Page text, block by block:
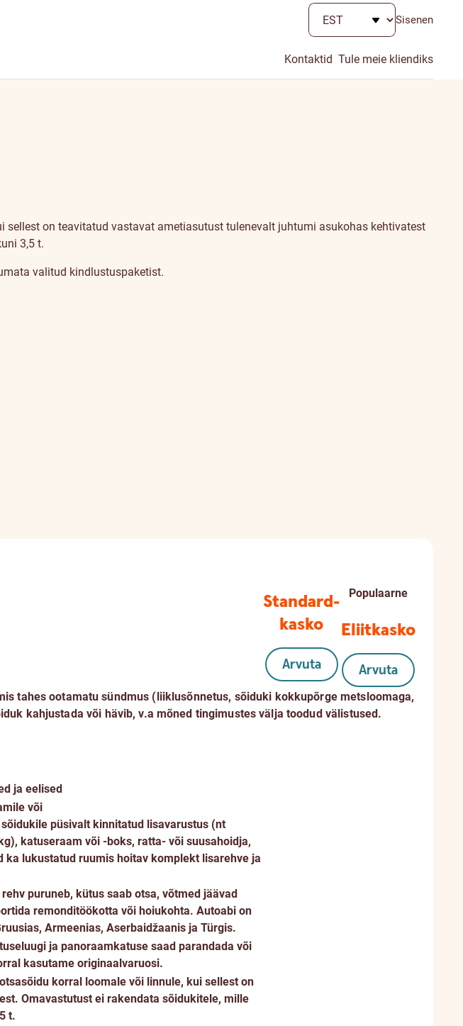
Sisenen
Kontaktid Tule meie kliendiks
on teavitatud vastavat ametiasutust tulenevalt juhtumi asukohas kehtivatest
3,5 t.
valitud kindlustuspaketist.
Standard­
kasko
Arvuta
Populaarne
Eliitkasko
Arvuta
tahes ootamatu sündmus (liiklusõnnetus, sõiduki kokkupõrge metsloomaga,
kahjustada või hävib, v.a mõned tingimustes välja toodud välistused.
ja eelised
või
püsivalt kinnitatud lisavarustus (nt
katuseraam või -boks, ratta- või suusahoidja,
lukustatud ruumis hoitav komplekt lisarehve ja
puruneb, kütus saab otsa, võtmed jäävad
remonditöökotta või hoiukohta. Autoabi on
Armeenias, Aserbaidžaanis ja Türgis.
ja panoraamkatuse saad parandada või
kasutame originaalvaruosi.
korral loomale või linnule, kui sellest on
Omavastutust ei rakendata sõidukitele, mille
t.